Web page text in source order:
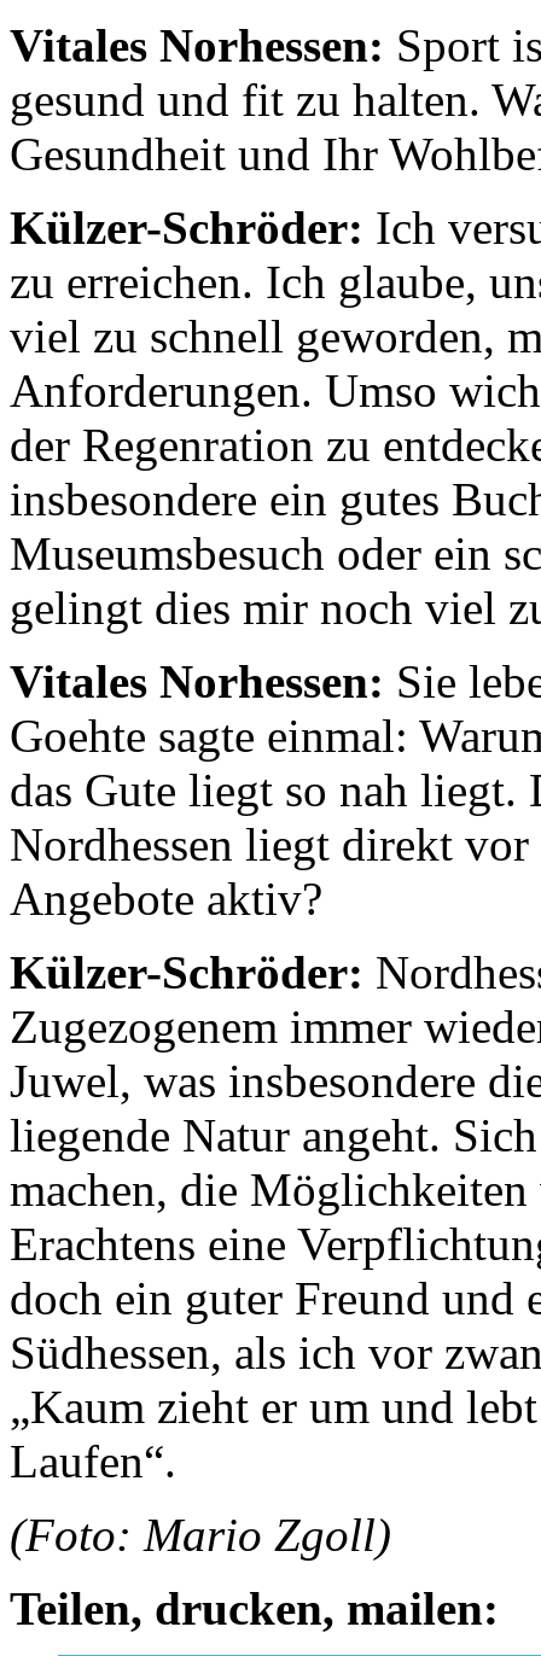
Vitales Norhessen: Sport
gesund und fit zu halten.
Gesundheit und Ihr
Külzer-Schröder: Ich
zu erreichen. Ich glaube,
viel zu schnell geworden,
Anforderungen. Umso
der Regenration zu
insbesondere ein gutes
Museumsbesuch oder ein
gelingt dies mir noch viel
Vitales Norhessen: Sie
Goehte sagte einmal:
das Gute liegt so nah liegt.
Nordhessen liegt direkt
Angebote aktiv?
Külzer-Schröder:
Zugezogenem immer
Juwel, was insbesondere
liegende Natur angeht.
machen, die Möglichkeiten
Erachtens eine
doch ein guter Freund und
Südhessen, als ich vor
„Kaum zieht er um und
Laufen“.
(Foto: Mario Zgoll)
Teilen, drucken, mailen: